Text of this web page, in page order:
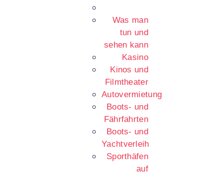
Was man
tun und
sehen kann
Kasino
Kinos und
Filmtheater
Autovermietung
Boots- und
Fährfahrten
Boots- und
Yachtverleih
Sporthäfen
auf